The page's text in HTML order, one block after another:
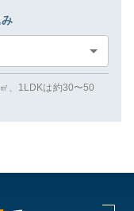
、1LDKは約30〜50